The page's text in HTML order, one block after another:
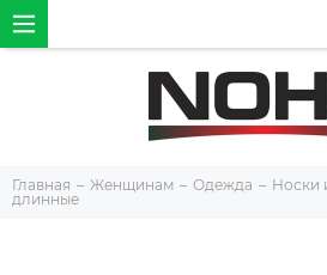
Главная Женщинам Одежда Носки
длинные